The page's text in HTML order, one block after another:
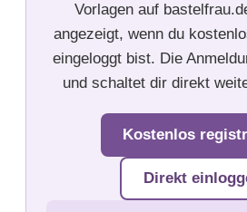
Vorlagen auf
angezeigt, wenn du
eingeloggt bist. Die
und schaltet dir direkt
Kostenlos
Direkt